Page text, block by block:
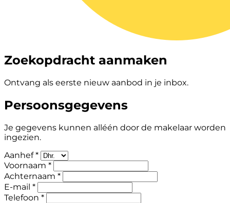
Zoekopdracht aanmaken
Ontvang als eerste nieuw aanbod in je inbox.
Persoonsgegevens
Je gegevens kunnen alléén door de makelaar worden
ingezien.
Aanhef *
Voornaam *
Achternaam *
E-mail *
Telefoon *